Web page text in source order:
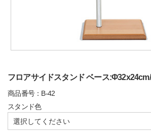
フロアサイドスタンド ベース
商品番号：B-42
スタンド色